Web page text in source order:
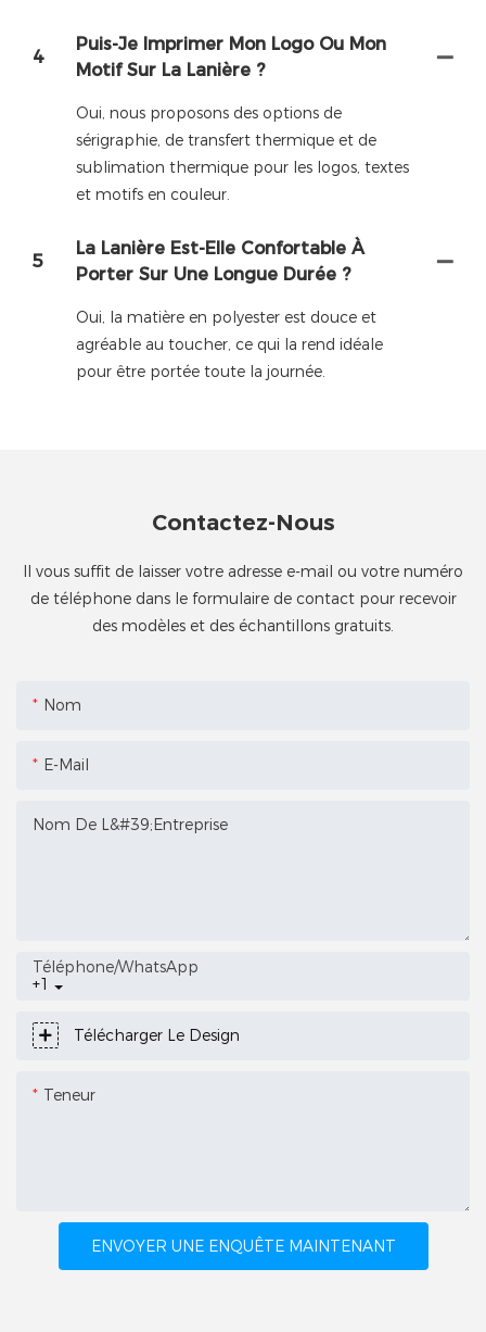
4
Puis-Je Imprimer Mon Logo Ou Mon
Motif Sur La Lanière ?
Oui, nous proposons des options de
sérigraphie, de transfert thermique et de
sublimation thermique pour les logos, textes
et motifs en couleur.
5
La Lanière Est-Elle Confortable À
Porter Sur Une Longue Durée ?
Oui, la matière en polyester est douce et
agréable au toucher, ce qui la rend idéale
pour être portée toute la journée.
Contactez-Nous
Il vous suffit de laisser votre adresse e-mail ou votre numéro
de téléphone dans le formulaire de contact pour recevoir
des modèles et des échantillons gratuits.
Nom
E-Mail
Nom De L&#39;entreprise
+1
Téléphone/WhatsApp
Télécharger Le Design
Teneur
ENVOYER UNE ENQUÊTE MAINTENANT